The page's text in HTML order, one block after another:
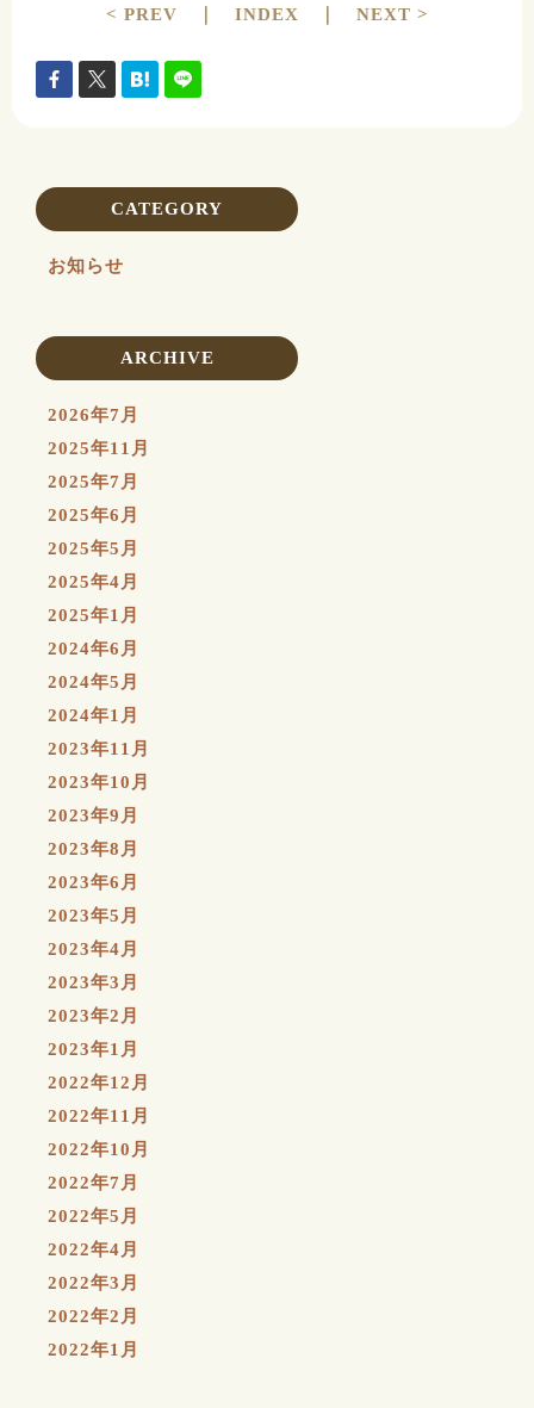
< PREV INDEX NEXT >
CATEGORY
お知らせ
ARCHIVE
2026年7月
2025年11月
2025年7月
2025年6月
2025年5月
2025年4月
2025年1月
2024年6月
2024年5月
2024年1月
2023年11月
2023年10月
2023年9月
2023年8月
2023年6月
2023年5月
2023年4月
2023年3月
2023年2月
2023年1月
2022年12月
2022年11月
2022年10月
2022年7月
2022年5月
2022年4月
2022年3月
2022年2月
2022年1月